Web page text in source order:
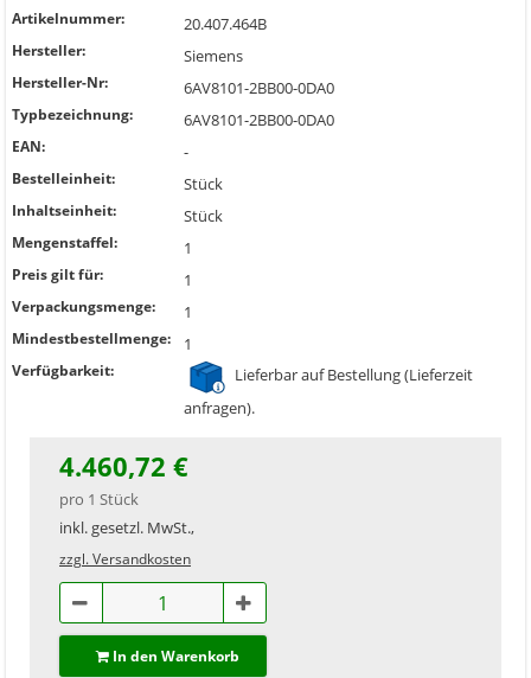
Artikelnummer: 20.407.464B
Hersteller: Siemens
Hersteller-Nr: 6AV8101-2BB00-0DA0
Typbezeichnung: 6AV8101-2BB00-0DA0
EAN: -
Bestelleinheit: Stück
Inhaltseinheit: Stück
Mengenstaffel: 1
Preis gilt für: 1
Verpackungsmenge: 1
Mindestbestellmenge: 1
Verfügbarkeit:
Lieferbar auf Bestellung (Lieferzeit
anfragen).
4.460,72 €
pro 1 Stück
inkl. gesetzl. MwSt.,
zzgl. Versandkosten
In den Warenkorb